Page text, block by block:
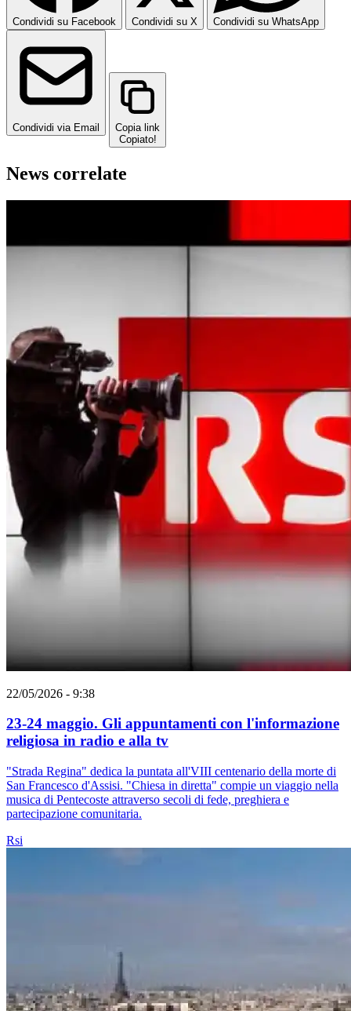
Condividi su Facebook Condividi su X Condividi su WhatsApp
Condividi via Email
Copia link
Copiato!
News correlate
22/05/2026 - 9:38
23-24 maggio. Gli appuntamenti con l'informazione
religiosa in radio e alla tv
"Strada Regina" dedica la puntata all'VIII centenario della morte di
San Francesco d'Assisi. "Chiesa in diretta" compie un viaggio nella
musica di Pentecoste attraverso secoli di fede, preghiera e
partecipazione comunitaria.
Rsi